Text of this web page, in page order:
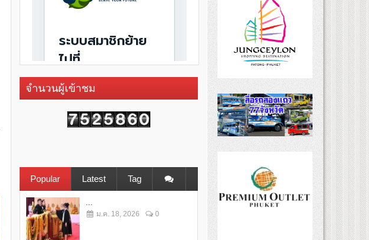
จำนวนผู้เข้าชม
Popular Latest Tag
ม.ค. 18, 2026 0